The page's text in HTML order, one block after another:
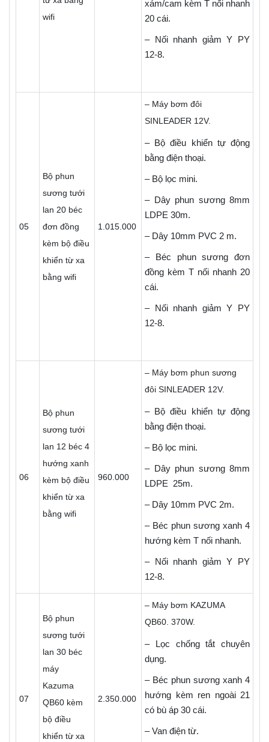
wifi
xám/cam kèm T nối nhanh
20 cái.
– Nối nhanh giảm Y PY
12-8.
05
Bộ phun
sương tưới
lan 20 béc
đơn đồng
kèm bộ điều
khiển từ xa
bằng wifi
1.015.000
– Máy bơm đôi
SINLEADER 12V.
– Bộ điều khiển tự động
bằng điện thoại.
– Bộ lọc mini.
– Dây phun sương 8mm
LDPE 30m.
– Dây 10mm PVC 2 m.
– Béc phun sương đơn
đồng kèm T nối nhanh 20
cái.
– Nối nhanh giảm Y PY
12-8.
06
Bộ phun
sương tưới
lan 12 béc 4
hướng xanh
kèm bộ điều
khiển từ xa
bằng wifi
960.000
– Máy bơm phun sương
đôi SINLEADER 12V.
– Bộ điều khiển tự động
bằng điện thoại.
– Bộ lọc mini.
– Dây phun sương 8mm
LDPE 25m.
– Dây 10mm PVC 2m.
– Béc phun sương xanh 4
hướng kèm T nối nhanh.
– Nối nhanh giảm Y PY
12-8.
07
Bộ phun
sương tưới
lan 30 béc
máy
Kazuma
QB60 kèm
bộ điều
khiển từ xa
2.350.000
– Máy bơm KAZUMA
QB60. 370W.
– Lọc chống tắt chuyên
dụng.
– Béc phun sương xanh 4
hướng kèm ren ngoài 21
có bù áp 30 cái.
– Van điện từ.